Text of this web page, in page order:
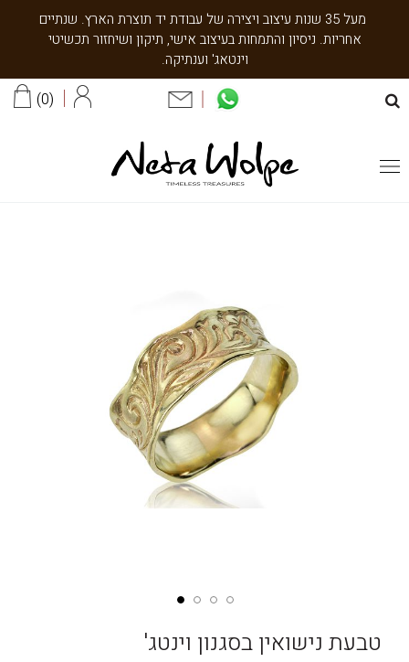
מעל 35 שנות עיצוב ויצירה של עבודת יד תוצרת הארץ. שנתיים
אחריות. ניסיון והתמחות בעיצוב אישי, תיקון ושיחזור תכשיטי
וינטאג' וענתיקה.
0
טבעת נישואין בסגנון וינטג'